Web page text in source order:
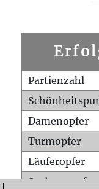
Partienzahl
Damenopfer
Turmopfer
Läuferopfer
Springeropfer